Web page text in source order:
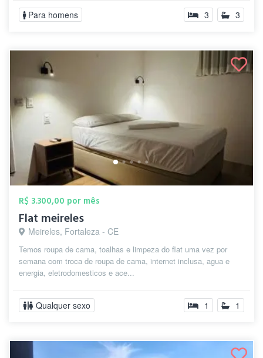
Para homens 3 3
R$ 3.300,00 por mês
Flat meireles
Meireles, Fortaleza - CE
Temos roupa de cama, toalhas e limpeza do flat uma vez por
semana com troca de roupa de cama, internet inclusa, agua e
energia, eletrodomesticos e ace...
Qualquer sexo 1 1